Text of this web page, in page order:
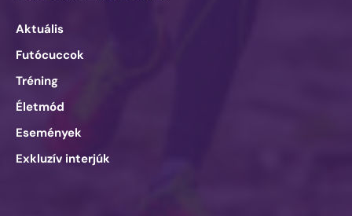
Aktuális
Futócuccok
Tréning
Életmód
Események
Exkluzív interjúk